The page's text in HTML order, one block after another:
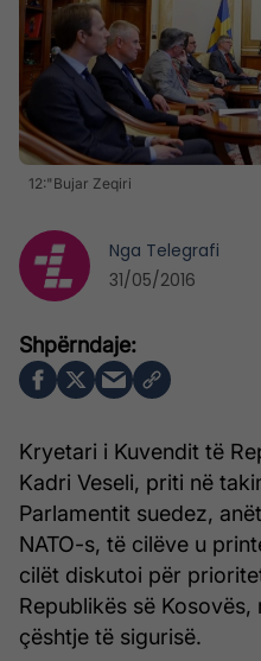
12:"Bujar Zeqiri
Kryetari i Kuvendit të
Kadri Veseli, priti në
Parlamentit suedez,
NATO-s, të cilëve u
cilët diskutoi për
Republikës së
çështje të sigurisë.
Nga Telegrafi
31/05/2016